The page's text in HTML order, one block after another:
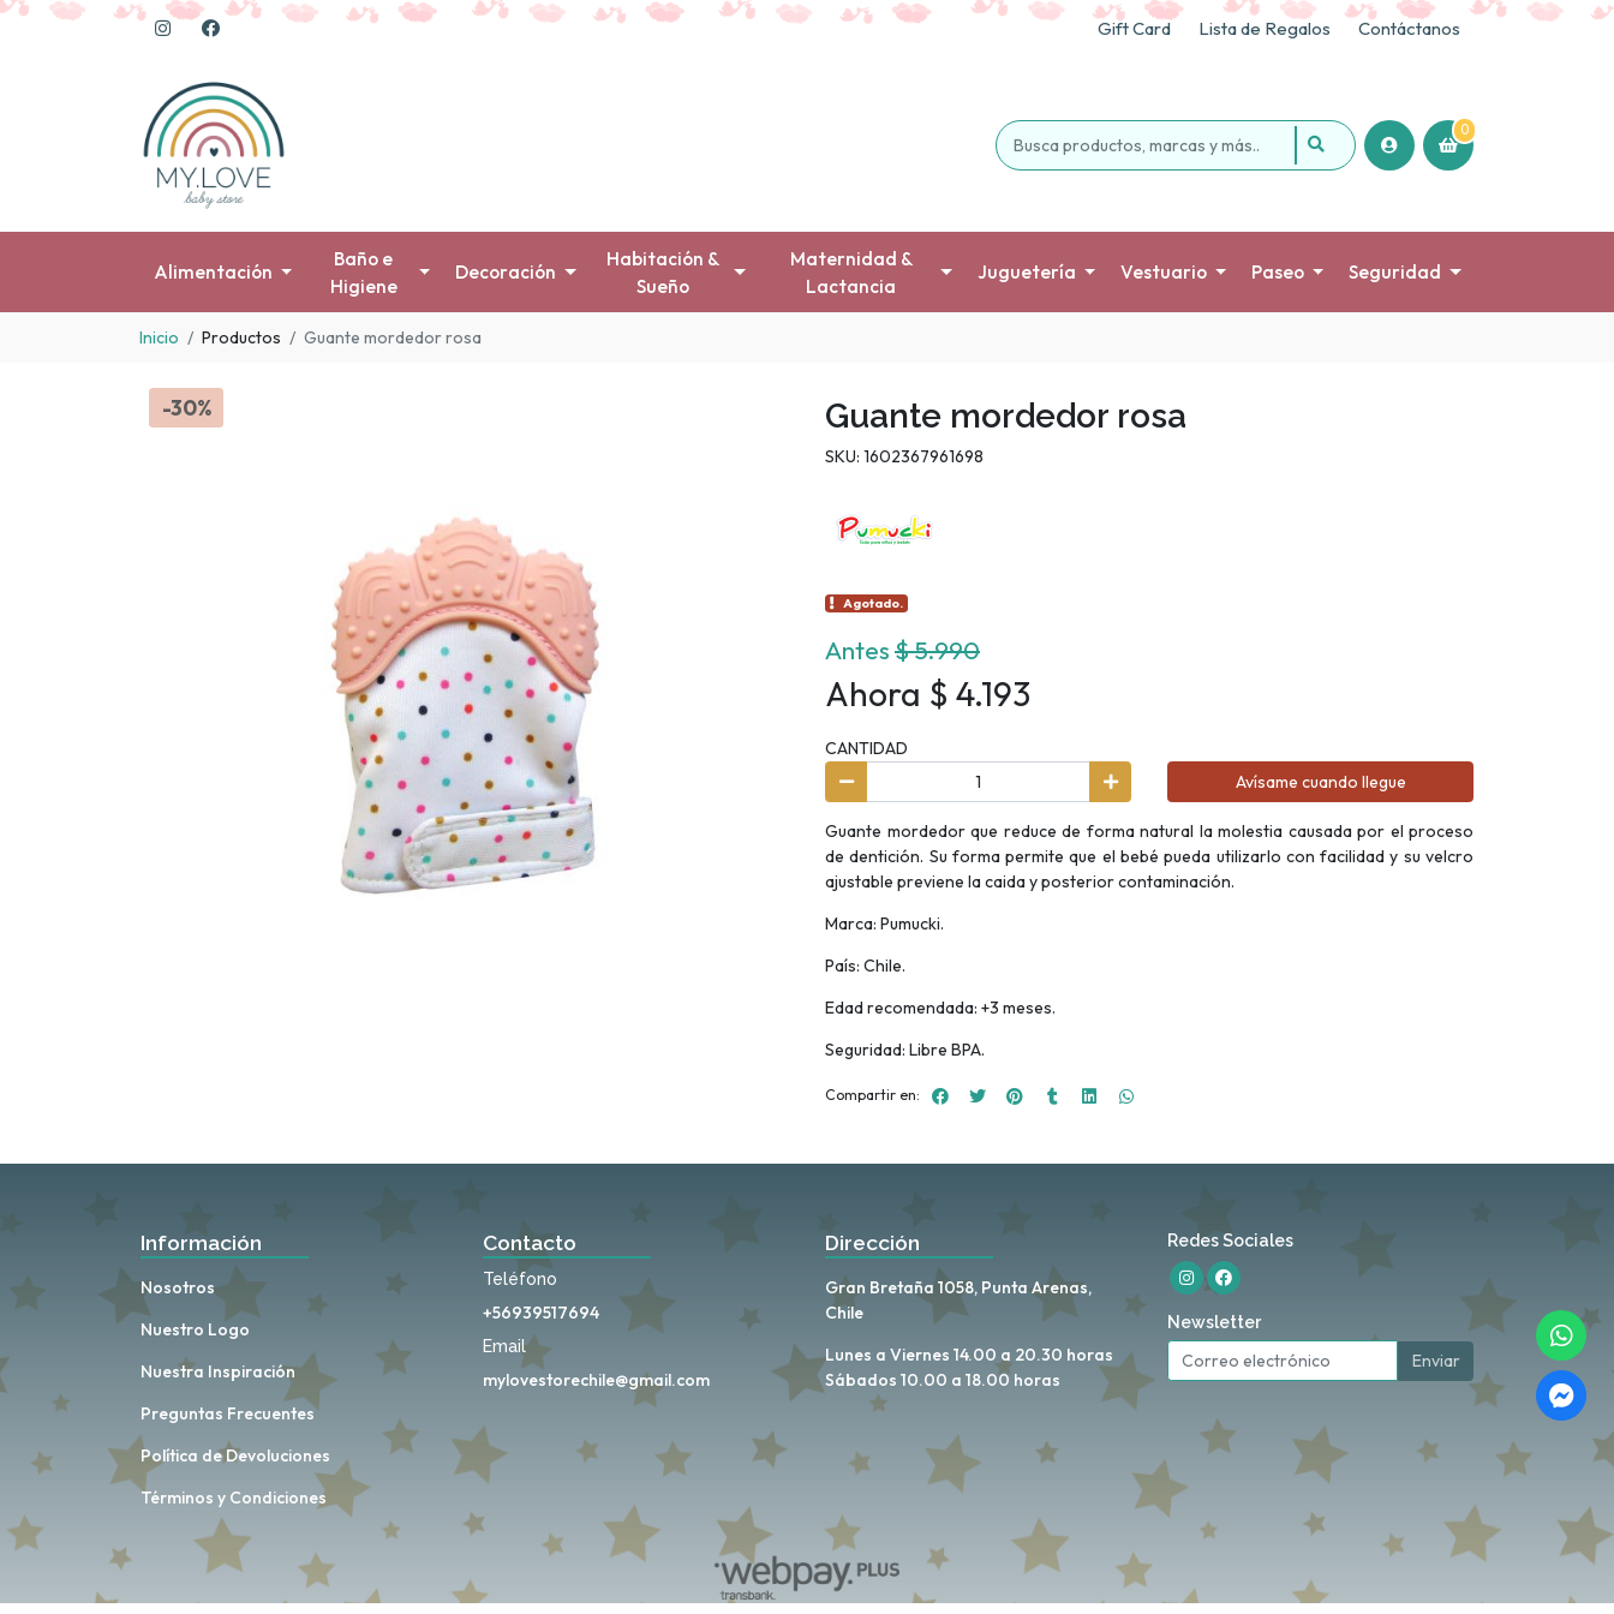
Gift Card Lista de Regalos Contáctanos
0
Alimentación
Baño e
Higiene
Decoración
Habitación &
Sueño
Maternidad &
Lactancia
Juguetería Vestuario Paseo Seguridad
Inicio Productos Guante mordedor rosa
-30% Guante mordedor rosa
SKU: 1602367961698
Agotado.
Antes$ 5.990
Ahora $ 4.193
CANTIDAD
Avísame cuando llegue
Guante mordedor que reduce de forma natural la molestia causada por el proceso
de dentición. Su forma permite que el bebé pueda utilizarlo con facilidad y su velcro
ajustable previene la caida y posterior contaminación.
Marca: Pumucki.
País: Chile.
Edad recomendada: +3 meses.
Seguridad: Libre BPA.
Compartir en:
Información
Nosotros
Nuestro Logo
Nuestra Inspiración
Preguntas Frecuentes
Política de Devoluciones
Términos y Condiciones
Contacto
Teléfono
+56939517694
Email
mylovestorechile@gmail.com
Dirección
Gran Bretaña 1058, Punta Arenas,
Chile
Lunes a Viernes 14.00 a 20.30 horas
Sábados 10.00 a 18.00 horas
Redes Sociales
Newsletter
Enviar